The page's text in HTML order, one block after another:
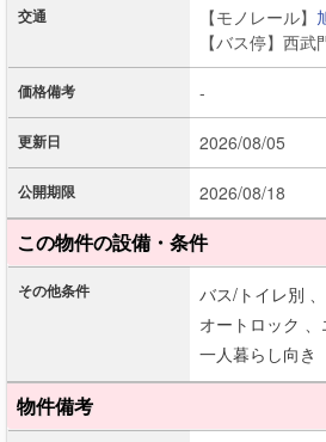
交通 【モノレール】
【バス停】西
価格備考 -
更新日 2026/08/05
公開期限 2026/08/18
この物件の設備・条件
その他条件 バス/トイレ別 、
オートロック 、
一人暮らし向き
物件備考